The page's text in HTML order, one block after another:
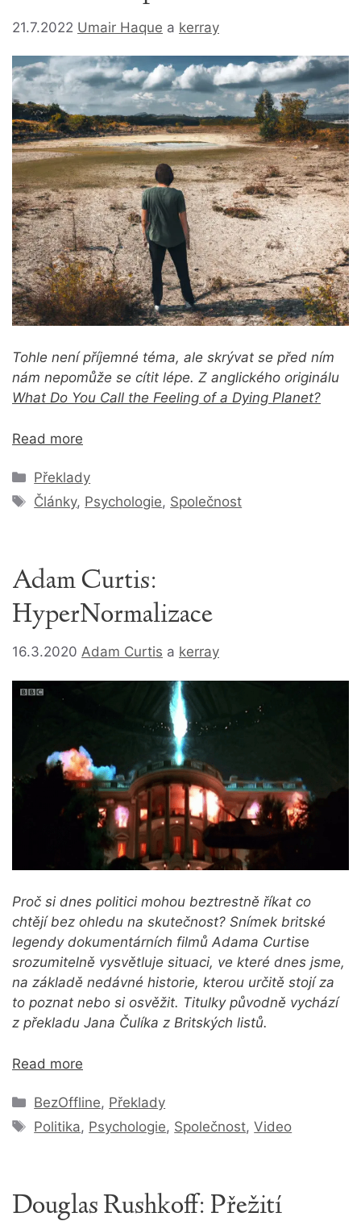
21.7.2022 Umair Haque a kerray
Tohle není příjemné téma, ale skrývat se před ním
nám nepomůže se cítit lépe. Z anglického originálu
What Do You Call the Feeling of a Dying Planet?
Read more
Rubriky
Překlady
Štítky
Články, Psychologie, Společnost
Adam Curtis:
HyperNormalizace
16.3.2020 Adam Curtis a kerray
Proč si dnes politici mohou beztrestně říkat co
chtějí bez ohledu na skutečnost? Snímek britské
legendy dokumentárních filmů Adama Curtise
srozumitelně vysvětluje situaci, ve které dnes jsme,
na základě nedávné historie, kterou určitě stojí za
to poznat nebo si osvěžit. Titulky původně vychází
z překladu Jana Čulíka z Britských listů.
Read more
Rubriky
BezOffline, Překlady
Štítky
Politika, Psychologie, Společnost,Video
Douglas Rushkoff: Přežití